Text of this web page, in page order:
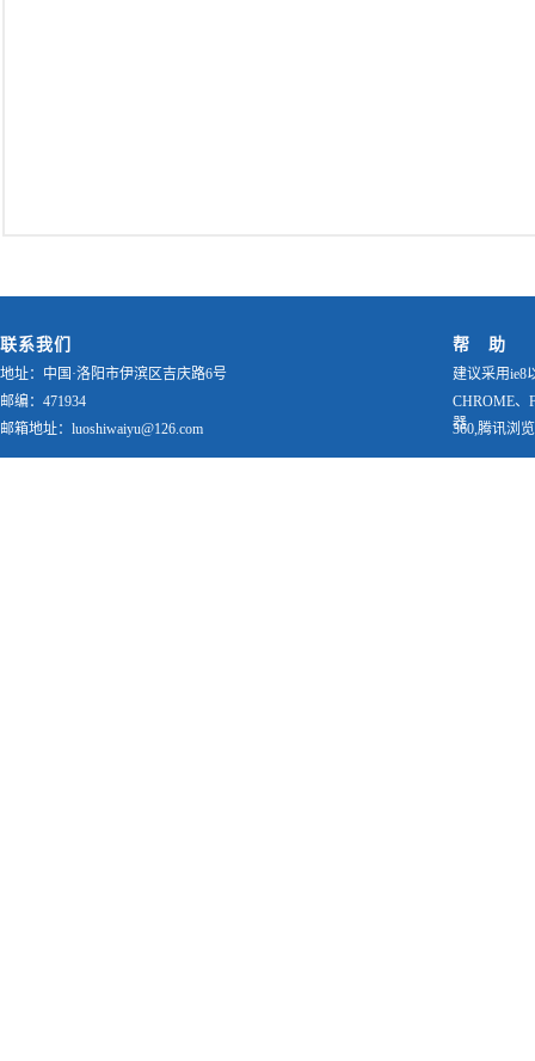
联系我们
地址：中国·洛阳市伊滨区吉庆路6号
邮编：471934
邮箱地址：luoshiwaiyu@126.com
帮 助
建议采用ie8
CHROME、
器
360,腾讯浏